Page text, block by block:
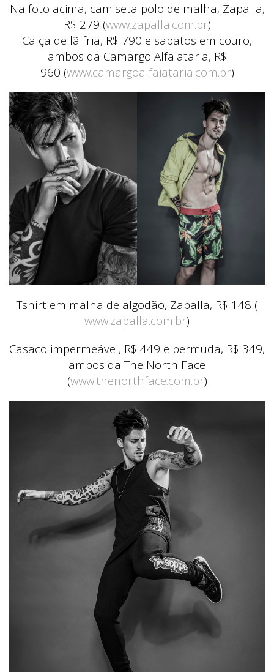
Na foto acima, camiseta polo de malha, Zapalla,
R$ 279 (www.zapalla.com.br)
Calça de lã fria, R$ 790 e sapatos em couro,
ambos da Camargo Alfaiataria, R$
960 (www.camargoalfaiataria.com.br)
Tshirt em malha de algodão, Zapalla, R$ 148 (
www.zapalla.com.br)
Casaco impermeável, R$ 449 e bermuda, R$ 349,
ambos da The North Face
(www.thenorthface.com.br)